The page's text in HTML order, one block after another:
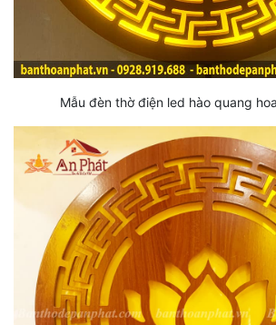
Mẫu đèn thờ điện led hào quang